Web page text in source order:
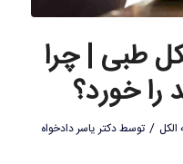
طبی | چرا
را خورد؟
الکل / توسطدکتر یاسر دادخواه